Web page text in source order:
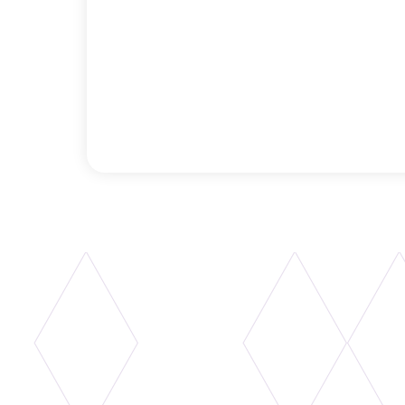
danse qui eux sont posés autour.
à propos Barres de danse fixées au sol